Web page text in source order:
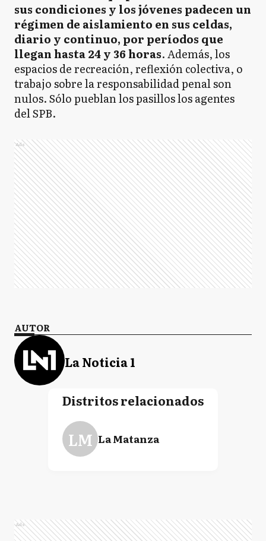
sus condiciones y los jóvenes padecen un
régimen de aislamiento en sus celdas,
diario y continuo, por períodos que
llegan hasta 24 y 36 horas. Además, los
espacios de recreación, reflexión colectiva, o
trabajo sobre la responsabilidad penal son
nulos. Sólo pueblan los pasillos los agentes
del SPB.
Ads
AUTOR
La Noticia 1
Distritos relacionados
LM La Matanza
Ads